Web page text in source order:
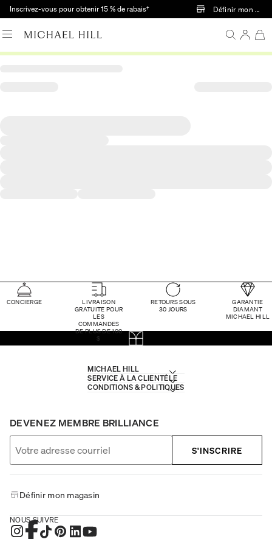
Passer au contenu principal
Inscrivez-vous pour obtenir 15 % de rabais† Définir mon
CONCIERGE
LIVRAISON
GRATUITE POUR
LES
COMMANDES
DE PLUS DE 100
$
RETOURS SOUS
30 JOURS
GARANTIE
DIAMANT
MICHAEL HILL
MICHAEL HILL
SERVICE À LA CLIENTÈLE
CONDITIONS & POLITIQUES
DEVENEZ MEMBRE BRILLIANCE
S'INSCRIRE
Définir mon magasin
NOUS SUIVRE